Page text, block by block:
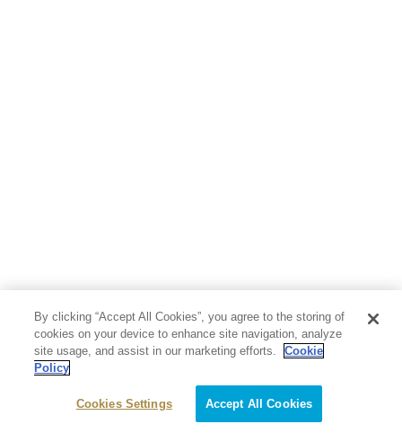
By clicking “Accept All Cookies”, you agree to the storing of
cookies on your device to enhance site navigation, analyze
site usage, and assist in our marketing efforts.
Cookie
Policy
Cookies Settings Accept All Cookies